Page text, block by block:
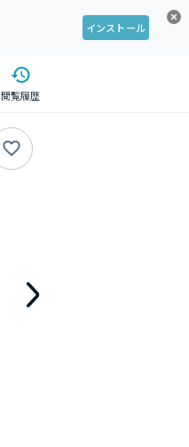
インストール
閲覧履歴